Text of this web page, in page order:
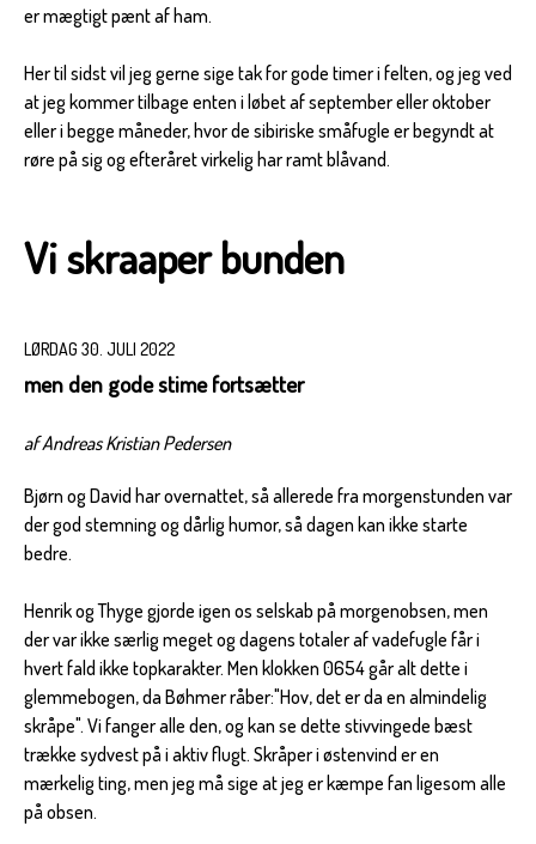
er mægtigt pænt af ham.
Her til sidst vil jeg gerne sige tak for gode timer i felten, og jeg ved
at jeg kommer tilbage enten i løbet af september eller oktober
eller i begge måneder, hvor de sibiriske småfugle er begyndt at
røre på sig og efteråret virkelig har ramt blåvand.
Vi skraaper bunden
LØRDAG 30. JULI 2022
men den gode stime fortsætter
af Andreas Kristian Pedersen
Bjørn og David har overnattet, så allerede fra morgenstunden var
der god stemning og dårlig humor, så dagen kan ikke starte
bedre.
Henrik og Thyge gjorde igen os selskab på morgenobsen, men
der var ikke særlig meget og dagens totaler af vadefugle får i
hvert fald ikke topkarakter. Men klokken 0654 går alt dette i
glemmebogen, da Bøhmer råber:"Hov, det er da en almindelig
skråpe". Vi fanger alle den, og kan se dette stivvingede bæst
trække sydvest på i aktiv flugt. Skråper i østenvind er en
mærkelig ting, men jeg må sige at jeg er kæmpe fan ligesom alle
på obsen.